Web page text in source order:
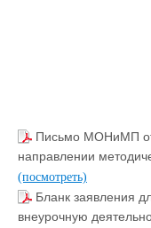
Письмо МОНиМП
направлении
(посмотреть)
Бланк заявления
внеурочную